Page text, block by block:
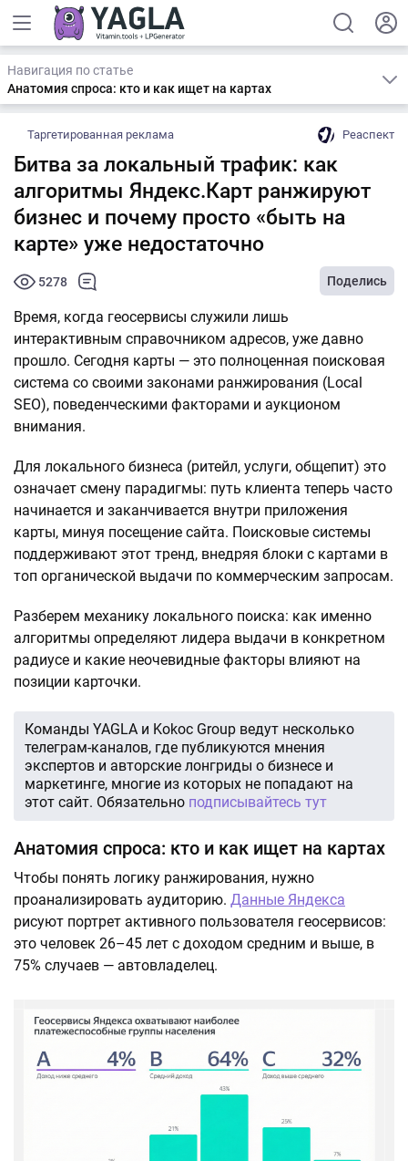
Навигация по статье
Анатомия спроса: кто и как ищет на картах
Таргетированная реклама Реаспект
Битва за локальный трафик: как
алгоритмы Яндекс.Карт ранжируют
бизнес и почему просто «быть на
карте» уже недостаточно
5278 Поделись
Время, когда геосервисы служили лишь
интерактивным справочником адресов, уже давно
прошло. Сегодня карты — это полноценная поисковая
система со своими законами ранжирования (Local
SEO), поведенческими факторами и аукционом
внимания.
Для локального бизнеса (ритейл, услуги, общепит) это
означает смену парадигмы: путь клиента теперь часто
начинается и заканчивается внутри приложения
карты, минуя посещение сайта. Поисковые системы
поддерживают этот тренд, внедряя блоки с картами в
топ органической выдачи по коммерческим запросам.
Разберем механику локального поиска: как именно
алгоритмы определяют лидера выдачи в конкретном
радиусе и какие неочевидные факторы влияют на
позиции карточки.
Команды YAGLA и Kokoc Group ведут несколько
телеграм-каналов, где публикуются мнения
экспертов и авторские лонгриды о бизнесе и
маркетинге, многие из которых не попадают на
этот сайт. Обязательно подписывайтесь тут
Анатомия спроса: кто и как ищет на картах
Чтобы понять логику ранжирования, нужно
проанализировать аудиторию. Данные Яндекса
рисуют портрет активного пользователя геосервисов:
это человек 26–45 лет с доходом средним и выше, в
75% случаев — автовладелец.